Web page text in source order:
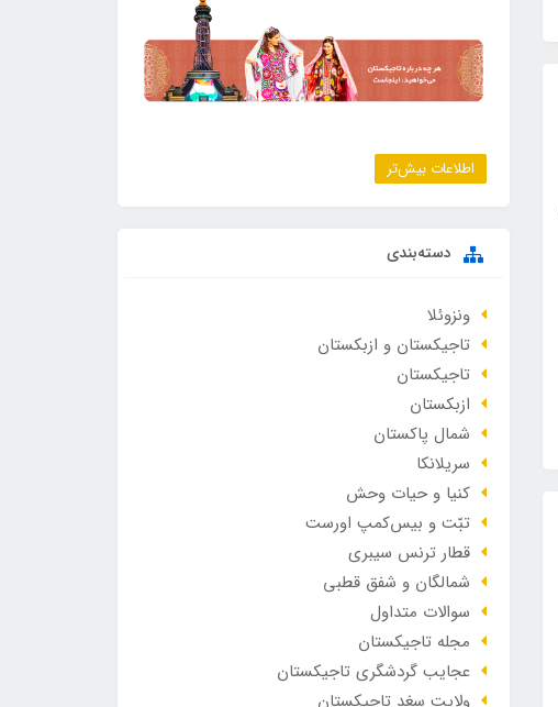
اطلاعات بیش‌تر
دسته‌بندی
ونزوئلا
تاجیکستان و ازبکستان
تاجیکستان
ازبکستان
شمال پاکستان
سریلانکا
کنیا و حیات وحش
تبّت و بیس‌کمپ اورست
قطار ترنس سیبری
شمالگان و شفق قطبی
سوالات متداول
مجله تاجیکستان
عجایب گردشگری تاجیکستان
ولایت سغد تاجیکستان